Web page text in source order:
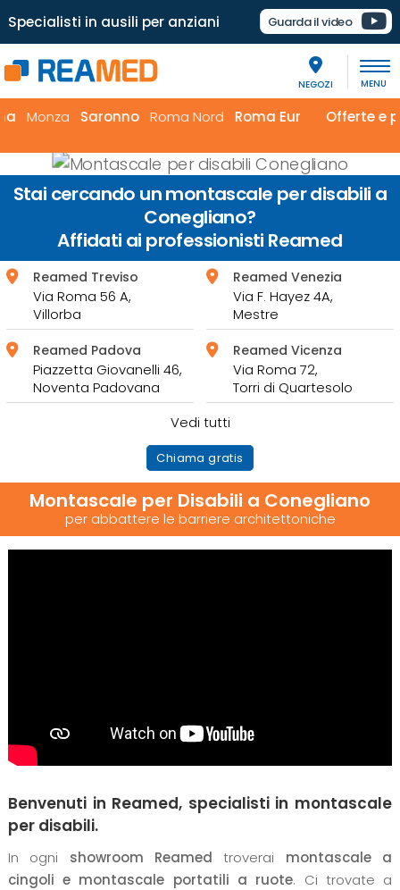
Specialisti in ausili per anziani Guarda il video
NEGOZI
SaronnoRoma NordRoma Eur Offerte e
Stai cercando un montascale per disabili a
Conegliano?
Affidati ai professionisti Reamed
Reamed Treviso
Via Roma 56 A,
Villorba
Reamed Venezia
Via F. Hayez 4A,
Mestre
Reamed Padova
Piazzetta Giovanelli 46,
Noventa Padovana
Reamed Vicenza
Via Roma 72,
Torri di Quartesolo
Vedi tutti
Chiama gratis
Montascale per Disabili a Conegliano
per abbattere le barriere architettoniche
Benvenuti in Reamed, specialisti in montascale
per disabili.
In ogni showroom Reamed troverai montascale a
cingoli e montascale portatili a ruote. Ci trovate a